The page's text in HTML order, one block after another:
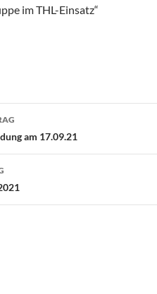
im THL-Einsatz“
am 17.09.21